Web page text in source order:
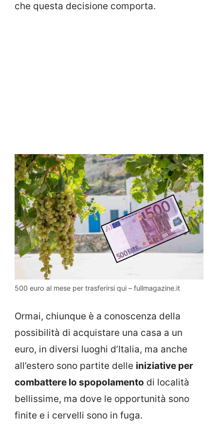
che questa decisione comporta.
500 euro al mese per trasferirsi qui – fullmagazine.it
Ormai, chiunque è a conoscenza della
possibilità di acquistare una casa a un
euro, in diversi luoghi d’Italia, ma anche
all’estero sono partite delle iniziative per
combattere lo spopolamento di località
bellissime, ma dove le opportunità sono
finite e i cervelli sono in fuga.